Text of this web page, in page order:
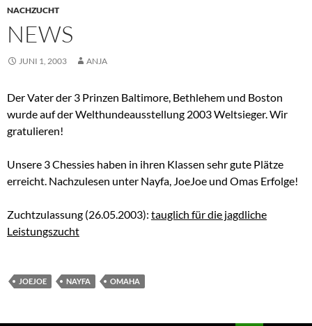
NACHZUCHT
NEWS
JUNI 1, 2003 ANJA
Der Vater der 3 Prinzen Baltimore, Bethlehem und Boston
wurde auf der Welthundeausstellung 2003 Weltsieger. Wir
gratulieren!
Unsere 3 Chessies haben in ihren Klassen sehr gute Plätze
erreicht. Nachzulesen unter Nayfa, JoeJoe und Omas Erfolge!
Zuchtzulassung (26.05.2003): tauglich für die jagdliche
Leistungszucht
JOEJOE NAYFA OMAHA